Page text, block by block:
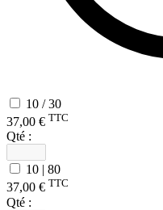
10 / 30
37,00 € TTC
Qté :
10 | 80
37,00 € TTC
Qté :